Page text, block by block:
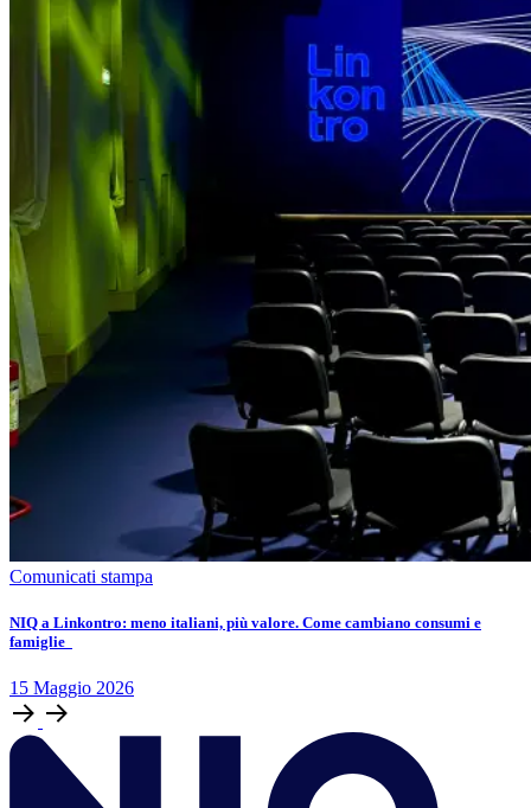
Comunicati stampa
NIQ a Linkontro: meno italiani, più valore. Come cambiano consumi e
famiglie
15 Maggio 2026